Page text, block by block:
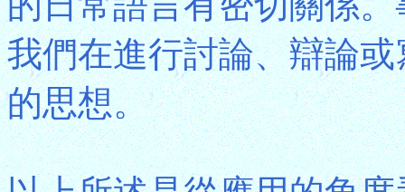
我們在進行討論、辯論
的思想。